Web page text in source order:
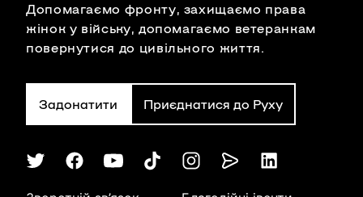
Допомагаємо фронту, захищаємо права
жінок у війську, допомагаємо ветеранкам
повернутися до цивільного життя.
Задонатити Приєднатися до Руху